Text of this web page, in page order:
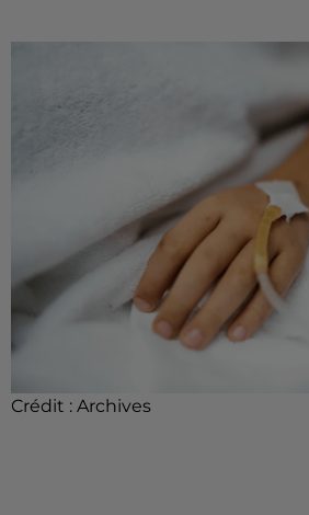
Crédit : Archives